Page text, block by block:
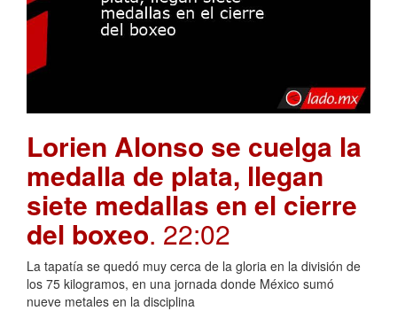
Lorien Alonso se cuelga la
medalla de plata, llegan
siete medallas en el cierre
del boxeo. 22:02
La tapatía se quedó muy cerca de la gloria en la división de
los 75 kilogramos, en una jornada donde México sumó
nueve metales en la disciplina